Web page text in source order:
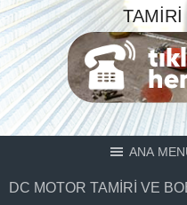
TAMIRI
ANA
DC MOTOR TAMIRI VE